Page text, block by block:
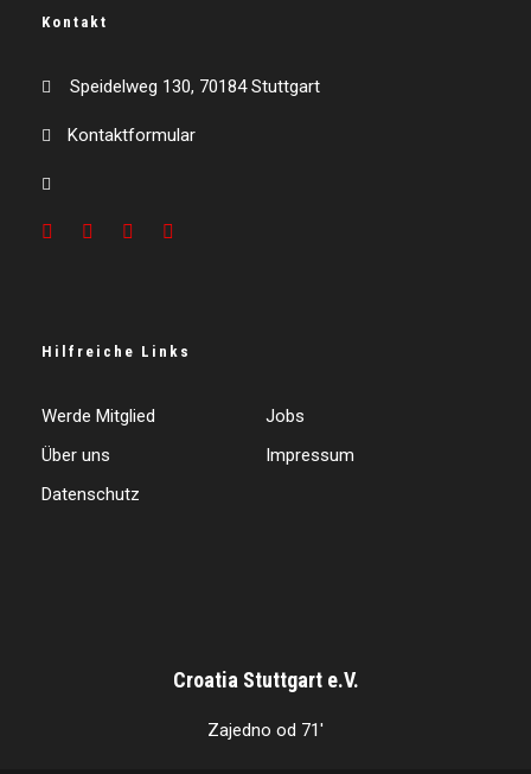
Kontakt
Speidelweg 130, 70184 Stuttgart
Kontaktformular
Hilfreiche Links
Werde Mitglied
Jobs
Über uns
Impressum
Datenschutz
Croatia Stuttgart e.V.
Zajedno od 71'